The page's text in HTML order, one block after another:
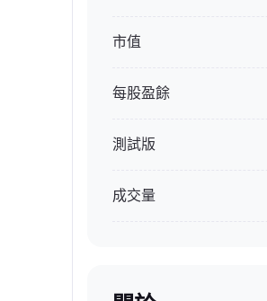
市值
每股盈餘
測試版
成交量